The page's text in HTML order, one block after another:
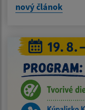
nový článok